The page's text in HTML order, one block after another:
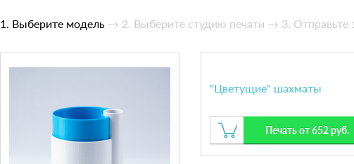
1. Выберите модель → 2. Выберите студию печати → 3. Отправьте
"Цветущие" шахматы
Печать от 652 руб.